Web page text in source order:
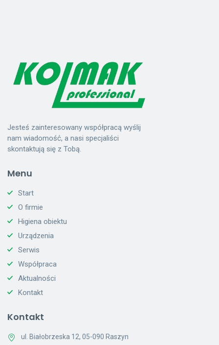
Jesteś zainteresowany współpracą wyślij
nam wiadomość, a nasi specjaliści
skontaktują się z Tobą.
Menu
Start
O firmie
Higiena obiektu
Urządzenia
Serwis
Współpraca
Aktualności
Kontakt
Kontakt
ul. Białobrzeska 12, 05-090 Raszyn